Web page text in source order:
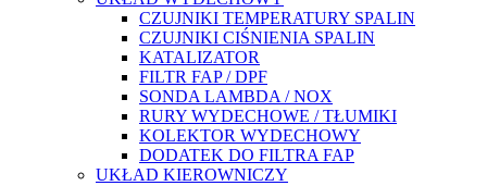
CZUJNIKI TEMPERATURY SPALIN
CZUJNIKI CIŚNIENIA SPALIN
KATALIZATOR
FILTR FAP / DPF
SONDA LAMBDA / NOX
RURY WYDECHOWE / TŁUMIKI
KOLEKTOR WYDECHOWY
DODATEK DO FILTRA FAP
UKŁAD KIEROWNICZY